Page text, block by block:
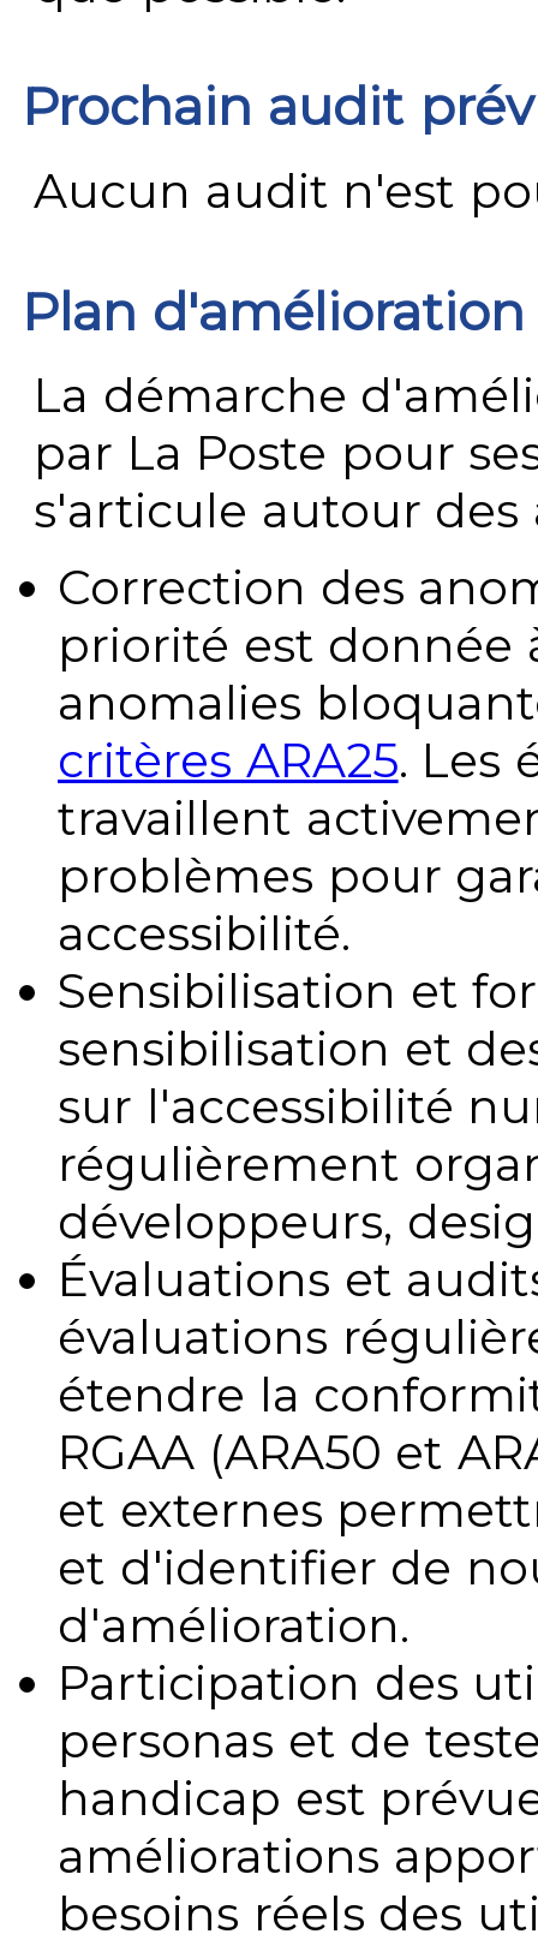
Prochain audit
Aucun audit n'est
Plan
La démarche
par La Poste pour
s'articule autour des
Correction des
priorité est donnée
anomalies
critères ARA25. Les
travaillent
problèmes pour
accessibilité.
Sensibilisation et
sensibilisation et
sur l'accessibilité
régulièrement
développeurs,
Évaluations et
évaluations
étendre la
RGAA (ARA50 et
et externes
et d'identifier de
d'amélioration.
Participation des
personas et de
handicap est
améliorations
besoins réels des